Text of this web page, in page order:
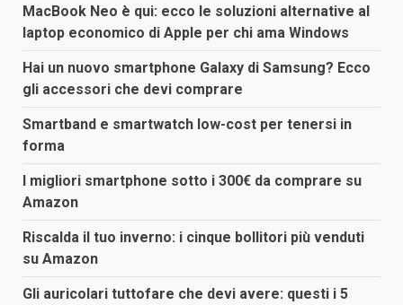
MacBook Neo è qui: ecco le soluzioni alternative al
laptop economico di Apple per chi ama Windows
Hai un nuovo smartphone Galaxy di Samsung? Ecco
gli accessori che devi comprare
Smartband e smartwatch low-cost per tenersi in
forma
I migliori smartphone sotto i 300€ da comprare su
Amazon
Riscalda il tuo inverno: i cinque bollitori più venduti
su Amazon
Gli auricolari tuttofare che devi avere: questi i 5